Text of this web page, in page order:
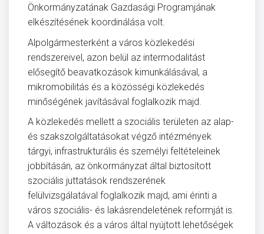
Önkormányzatának Gazdasági Programjának
elkészítésének koordinálása volt.
Alpolgármesterként a város közlekedési
rendszereivel, azon belül az intermodalitást
elősegítő beavatkozások kimunkálásával, a
mikromobilitás és a közösségi közlekedés
minőségének javításával foglalkozik majd.
A közlekedés mellett a szociális területen az alap-
és szakszolgáltatásokat végző intézmények
tárgyi, infrastrukturális és személyi feltételeinek
jobbításán, az önkormányzat által biztosított
szociális juttatások rendszerének
felülvizsgálatával foglalkozik majd, ami érinti a
város szociális- és lakásrendeletének reformját is.
A változások és a város által nyújtott lehetőségek